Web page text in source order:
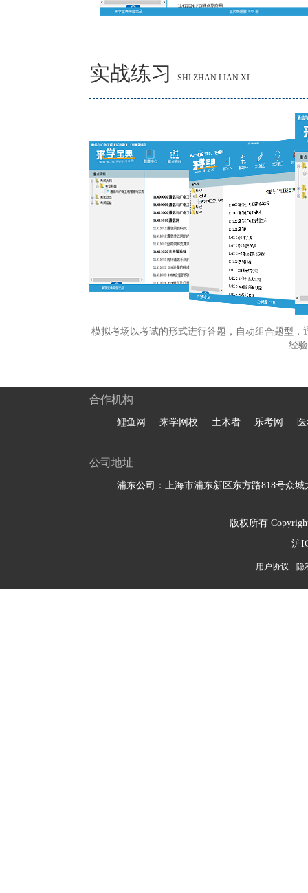
实战练习 SHI ZHAN LIAN XI
模拟考场以考试的形式进行答题，自动组合题型
经
合作机构
鲤鱼网 来学网校 土木者 乐考网
公司地址
浦东公司：上海市浦东新区东方路818号众城
版权所有
沪
用户协议 隐